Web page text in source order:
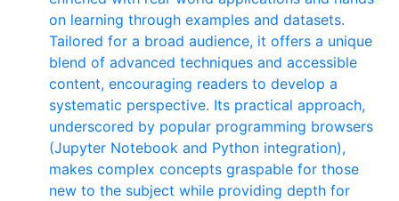
on learning through examples and datasets.
Tailored for a broad audience, it offers a unique
blend of advanced techniques and accessible
content, encouraging readers to develop a
systematic perspective. Its practical approach,
underscored by popular programming browsers
(Jupyter Notebook and Python integration),
makes complex concepts graspable for those
new to the subject while providing depth for